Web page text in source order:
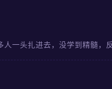
人一头扎进去，没学到精髓